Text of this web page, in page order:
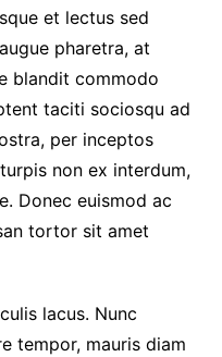
et lectus sed
pharetra, at
blandit commodo
taciti sociosqu ad
per inceptos
non ex interdum,
Donec euismod ac
tortor sit amet
lacus. Nunc
tempor, mauris diam